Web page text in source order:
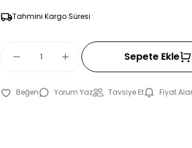
Tahmini Kargo Süresi :
Sepete Ekle
Yorum Yaz Tavsiye Et Fiyat